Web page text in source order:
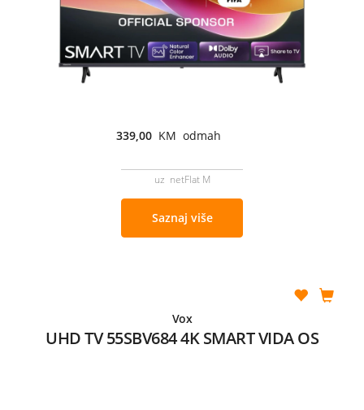
339,00 KM odmah
uz netFlat M
Saznaj više
Vox
UHD TV 55SBV684 4K SMART VIDA OS